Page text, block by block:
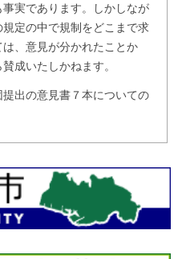
実であります。しかしなが
定の中で規制をどこまで求
、意見が分かれたことか
成いたしかねます。
出の意見書７本についての